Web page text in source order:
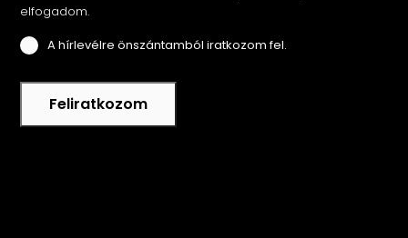
elfogadom.
A hírlevélre önszántamból iratkozom fel.
Feliratkozom